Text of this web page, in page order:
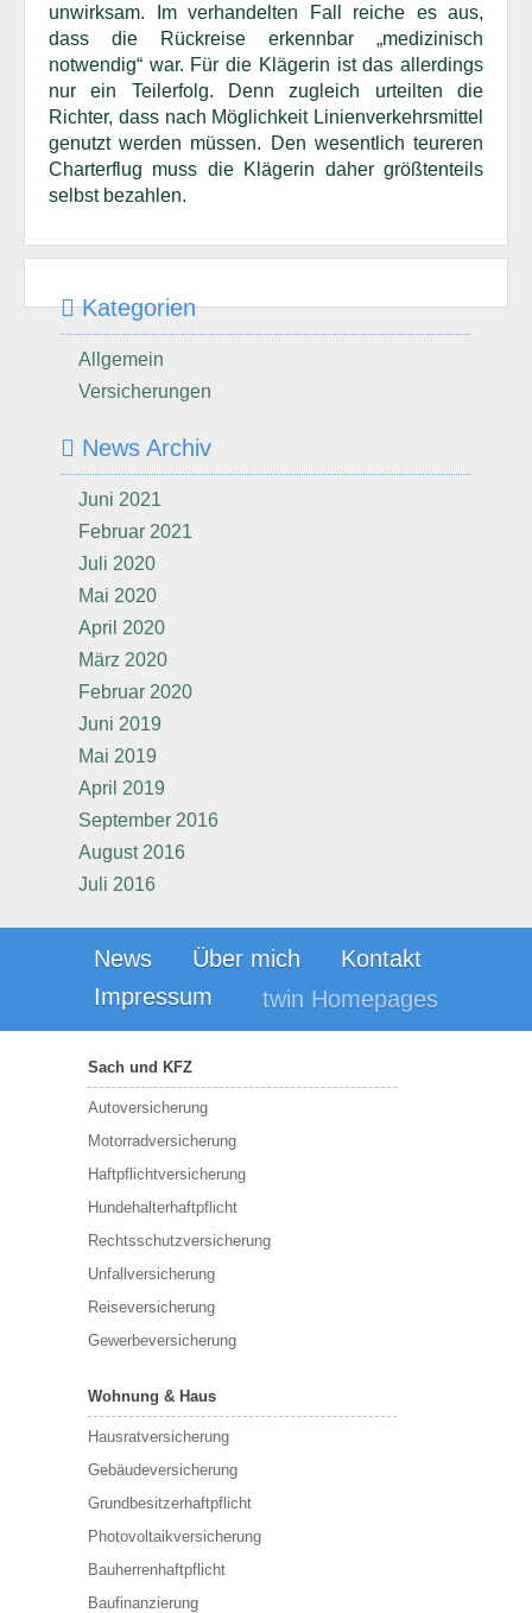
unwirksam. Im verhandelten Fall reiche es aus,
dass die Rückreise erkennbar „medizinisch
notwendig“ war. Für die Klägerin ist das allerdings
nur ein Teilerfolg. Denn zugleich urteilten die
Richter, dass nach Möglichkeit Linienverkehrsmittel
genutzt werden müssen. Den wesentlich teureren
Charterflug muss die Klägerin daher größtenteils
selbst bezahlen.
Kategorien
Allgemein
Versicherungen
News Archiv
Juni 2021
Februar 2021
Juli 2020
Mai 2020
April 2020
März 2020
Februar 2020
Juni 2019
Mai 2019
April 2019
September 2016
August 2016
Juli 2016
News Über mich
Kontakt
Impressum
twin Homepages
Sach und KFZ
Autoversicherung
Motorradversicherung
Haftpflichtversicherung
Hundehalterhaftpflicht
Rechtsschutzversicherung
Unfallversicherung
Reiseversicherung
Gewerbeversicherung
Wohnung & Haus
Hausratversicherung
Gebäudeversicherung
Grundbesitzerhaftpflicht
Photovoltaikversicherung
Bauherrenhaftpflicht
Baufinanzierung